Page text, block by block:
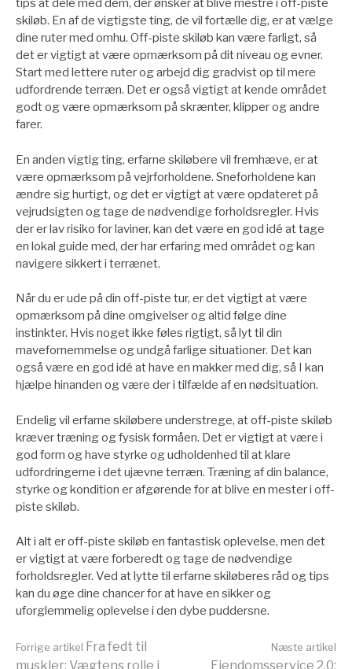
tips at dele med dem, der ønsker at blive mestre i off-piste
skiløb. En af de vigtigste ting, de vil fortælle dig, er at vælge
dine ruter med omhu. Off-piste skiløb kan være farligt, så
det er vigtigt at være opmærksom på dit niveau og evner.
Start med lettere ruter og arbejd dig gradvist op til mere
udfordrende terræn. Det er også vigtigt at kende området
godt og være opmærksom på skrænter, klipper og andre
farer.
En anden vigtig ting, erfarne skiløbere vil fremhæve, er at
være opmærksom på vejrforholdene. Sneforholdene kan
ændre sig hurtigt, og det er vigtigt at være opdateret på
vejrudsigten og tage de nødvendige forholdsregler. Hvis
der er lav risiko for laviner, kan det være en god idé at tage
en lokal guide med, der har erfaring med området og kan
navigere sikkert i terrænet.
Når du er ude på din off-piste tur, er det vigtigt at være
opmærksom på dine omgivelser og altid følge dine
instinkter. Hvis noget ikke føles rigtigt, så lyt til din
mavefornemmelse og undgå farlige situationer. Det kan
også være en god idé at have en makker med dig, så I kan
hjælpe hinanden og være der i tilfælde af en nødsituation.
Endelig vil erfarne skiløbere understrege, at off-piste skiløb
kræver træning og fysisk formåen. Det er vigtigt at være i
god form og have styrke og udholdenhed til at klare
udfordringerne i det ujævne terræn. Træning af din balance,
styrke og kondition er afgørende for at blive en mester i off-
piste skiløb.
Alt i alt er off-piste skiløb en fantastisk oplevelse, men det
er vigtigt at være forberedt og tage de nødvendige
forholdsregler. Ved at lytte til erfarne skiløberes råd og tips
kan du øge dine chancer for at have en sikker og
uforglemmelig oplevelse i den dybe puddersne.
Forrige artikel Fra fedt til
muskler: Vægtens rolle i
Næste artikel
Ejendomsservice 2.0: